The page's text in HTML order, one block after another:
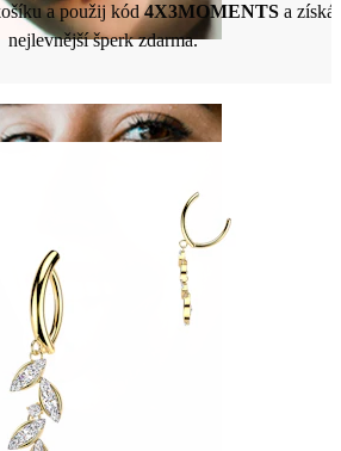
a použij kód4X3MOMENTSa získáš
nejlevnější šperk zdarma.